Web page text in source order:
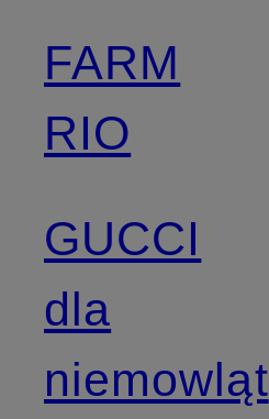
FARM
RIO
GUCCI
dla
niemowląt